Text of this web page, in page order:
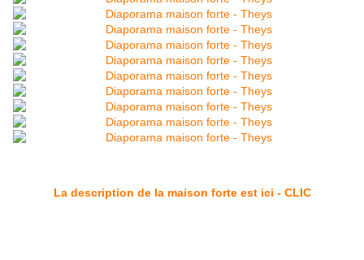
La description de la maison forte est ici - CLIC